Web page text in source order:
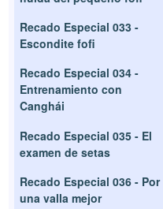
Recado Especial 033 -
Escondite fofi
Recado Especial 034 -
Entrenamiento con
Canghái
Recado Especial 035 - El
examen de setas
Recado Especial 036 - Por
una valla mejor